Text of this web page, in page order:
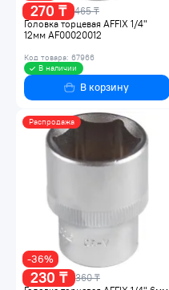
270 ₸ 465 ₸
Головка торцевая AFFIX 1/4"
12мм AF00020012
Код товара: 67966
В наличии
В корзину
Распродажа
230 ₸ 360 ₸
-36%